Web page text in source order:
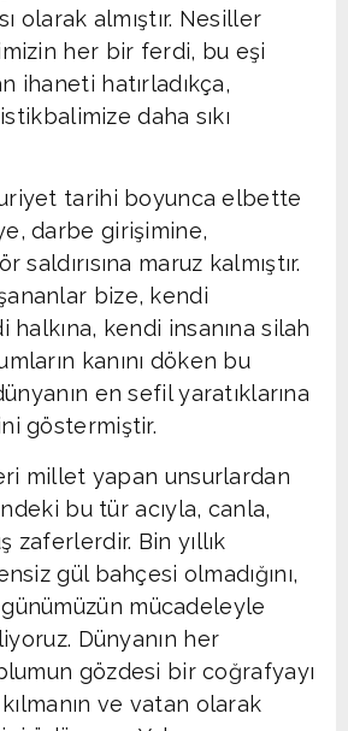
olarak almıştır. Nesiller
her bir ferdi, bu eşi
ihaneti hatırladıkça,
daha sıkı
tarihi boyunca elbette
darbe girişimine,
saldırısına maruz kalmıştır.
bize, kendi
kendi insanına silah
kanını döken bu
en sefil yaratıklarına
göstermiştir.
millet yapan unsurlardan
bu tür acıyla, canla,
zaferlerdir. Bin yıllık
gül bahçesi olmadığını,
mücadeleyle
Dünyanın her
gözdesi bir coğrafyayı
ve vatan olarak